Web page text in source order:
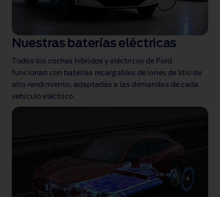
Nuestras baterías eléctricas
Todos los coches híbridos y eléctricos de Ford
funcionan con baterías recargables de iones de litio de
alto rendimiento, adaptadas a las demandas de cada
vehículo eléctrico.